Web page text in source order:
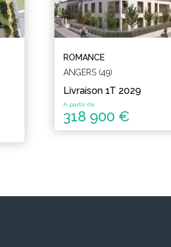
ROMANCE
ANGERS (49)
Livraison 1T 2029
A partir de
318 900 €